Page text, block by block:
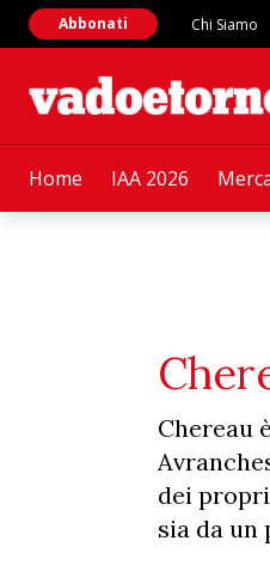
Home IAA 2026
Abbonati Chi Siamo
Chereau
dei
sia da